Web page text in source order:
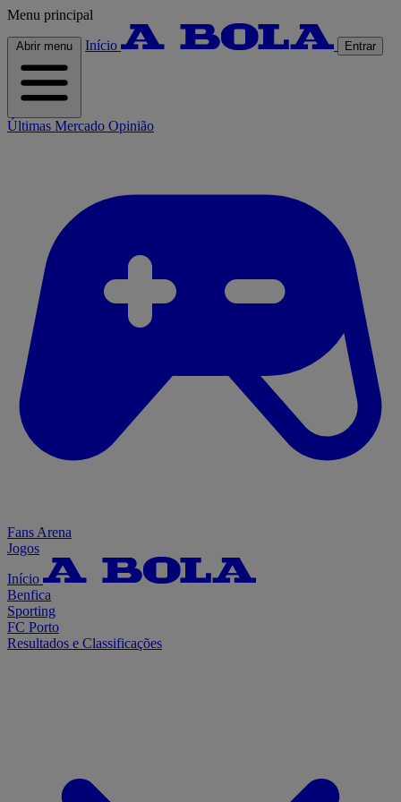
Menu principal
Abrir menu Início Entrar
Últimas Mercado Opinião
Fans Arena
Jogos
Início
Benfica
Sporting
FC Porto
Resultados e Classificações